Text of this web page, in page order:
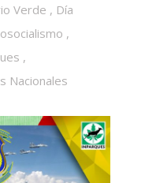
Verde , Día
,
,
Nacionales